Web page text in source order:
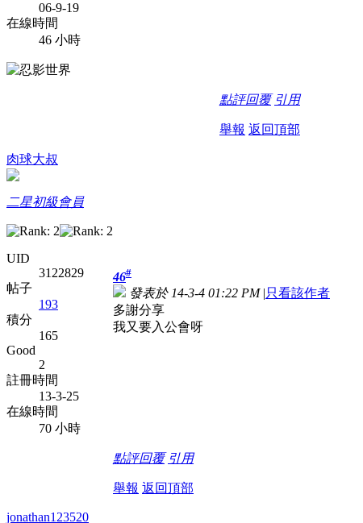
06-9-19
在線時間
46 小時
點評回覆 引用
舉報 返回頂部
肉球大叔
二星初級會員
UID
3122829
帖子
193
積分
165
Good
2
註冊時間
13-3-25
在線時間
70 小時
46#
發表於 14-3-4 01:22 PM |只看該作者
多謝分享
我又要入公會呀
點評回覆 引用
舉報 返回頂部
jonathan123520